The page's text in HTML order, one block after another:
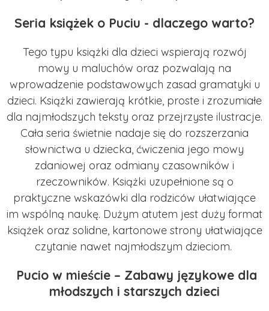
Seria książek o Puciu - dlaczego warto?
Tego typu książki dla dzieci wspierają rozwój
mowy u maluchów oraz pozwalają na
wprowadzenie podstawowych zasad gramatyki u
dzieci. Książki zawierają krótkie, proste i zrozumiałe
dla najmłodszych teksty oraz przejrzyste ilustracje.
Cała seria świetnie nadaje się do rozszerzania
słownictwa u dziecka, ćwiczenia jego mowy
zdaniowej oraz odmiany czasowników i
rzeczowników. Książki uzupełnione są o
praktyczne wskazówki dla rodziców ułatwiające
im wspólną naukę. Dużym atutem jest duży format
książek oraz solidne, kartonowe strony ułatwiające
czytanie nawet najmłodszym dzieciom.
Pucio w mieście – Zabawy językowe dla
młodszych i starszych dzieci